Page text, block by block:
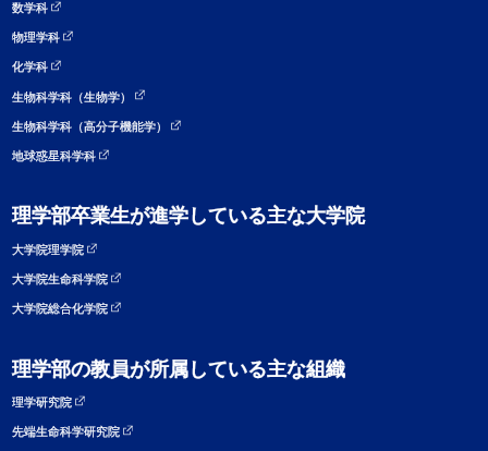
数学科
物理学科
化学科
生物科学科（生物学）
生物科学科（高分子機能学）
地球惑星科学科
理学部卒業生が進学している主な大学院
大学院理学院
大学院生命科学院
大学院総合化学院
理学部の教員が所属している主な組織
理学研究院
先端生命科学研究院